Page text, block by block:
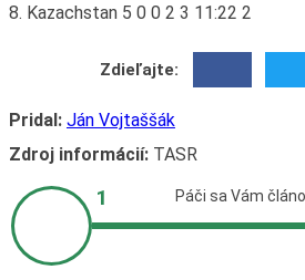
8. Kazachstan 5 0 0 2 3 11:22 2
Zdieľajte:
Pridal: Ján Vojtaššák
Zdroj informácií:TASR